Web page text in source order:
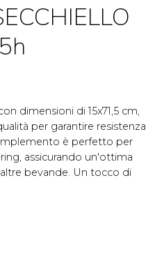
dimensioni di 15x71,5 cm,
per garantire resistenza
è perfetto per
assicurando un'ottima
bevande. Un tocco di